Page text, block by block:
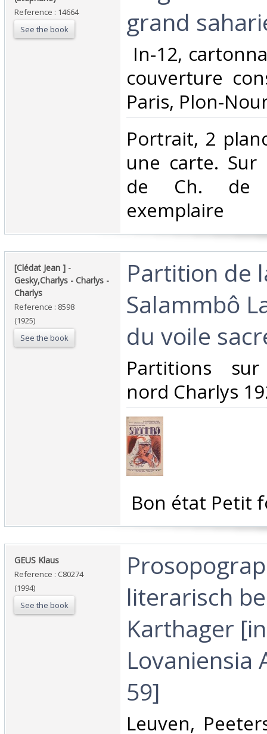
Reference : 14664
See the book
grand
In-12,
couverture
Paris, Plon-
‎Portrait, 2
une carte. Sur
de Ch. de
exemplaire ‎
‎[Clédat Jean ] - ‎
‎Gesky,Charlys - Charlys -
Charlys‎
Reference : 8598
(1925)
See the book
‎Partition de
Salammbô
du voile
‎Partitions
nord Charlys
Bon état Petit
‎GEUS Klaus‎
Reference : C80274
(1994)
See the book
literarisch
Karthager
Lovaniensia
59]‎
‎Leuven,